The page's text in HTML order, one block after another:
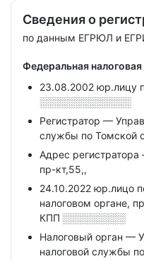
Сведения о
по данным ЕГРЮЛ и
Федеральная
23.08.2002 юр.лицу
░░░░░░░░░░░░░
Регистратор —
службы по Томской
Адрес
пр-кт,55,,
24.10.2022 юр.лицо
налоговом органе,
КПП ░░░░░░░░░
Налоговый орган —
налоговой службы